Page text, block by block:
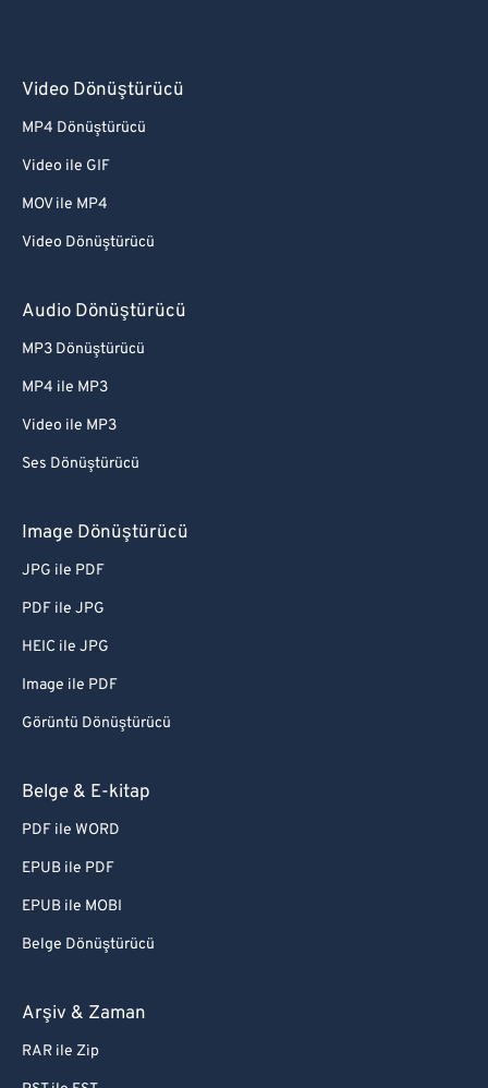
Video Dönüştürücü
MP4 Dönüştürücü
Video ile GIF
MOV ile MP4
Video Dönüştürücü
Audio Dönüştürücü
MP3 Dönüştürücü
MP4 ile MP3
Video ile MP3
Ses Dönüştürücü
Image Dönüştürücü
JPG ile PDF
PDF ile JPG
HEIC ile JPG
Image ile PDF
Görüntü Dönüştürücü
Belge & E-kitap
PDF ile WORD
EPUB ile PDF
EPUB ile MOBI
Belge Dönüştürücü
Arşiv & Zaman
RAR ile Zip